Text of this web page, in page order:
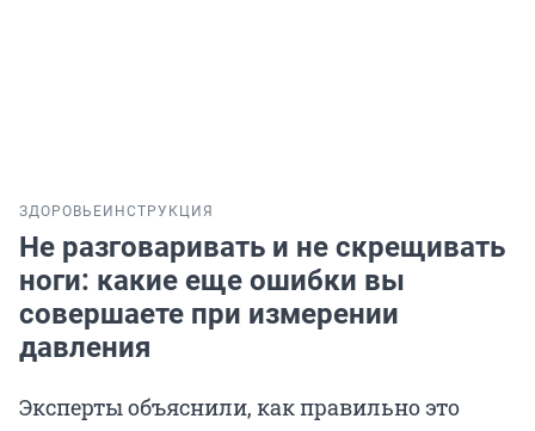
ЗДОРОВЬЕ ИНСТРУКЦИЯ
Не разговаривать и не скрещивать
ноги: какие еще ошибки вы
совершаете при измерении
давления
Эксперты объяснили, как правильно это